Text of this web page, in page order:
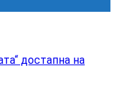
достапна на